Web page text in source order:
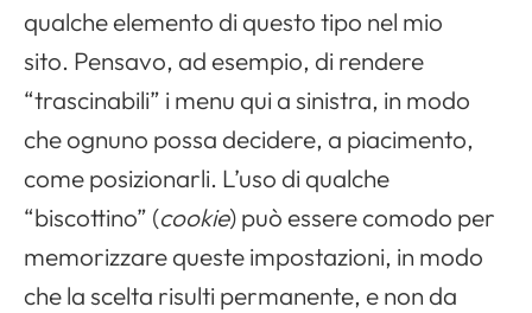
qualche elemento di questo tipo nel mio
sito. Pensavo, ad esempio, di rendere
“trascinabili” i menu qui a sinistra, in modo
che ognuno possa decidere, a piacimento,
come posizionarli. L’uso di qualche
“biscottino” (cookie) può essere comodo per
memorizzare queste impostazioni, in modo
che la scelta risulti permanente, e non da